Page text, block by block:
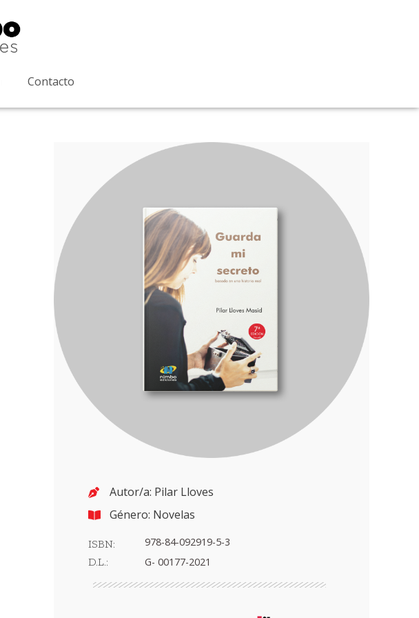
Contacto
Autor/a: Pilar Lloves
Género: Novelas
ISBN:
978-84-092919-5-3
D.L.:
G- 00177-2021